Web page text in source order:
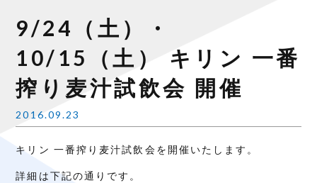
9/24（土）・
10/15（土） キリン 一番
搾り麦汁試飲会 開催
2016.09.23
キリン 一番搾り麦汁試飲会を開催いたします。
詳細は下記の通りです。